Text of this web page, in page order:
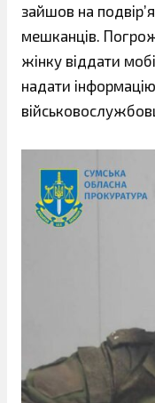
зайшов на
мешканців.
жінку віддати
надати